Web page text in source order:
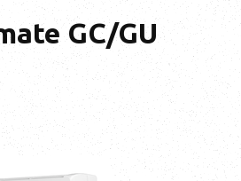
GC/GU